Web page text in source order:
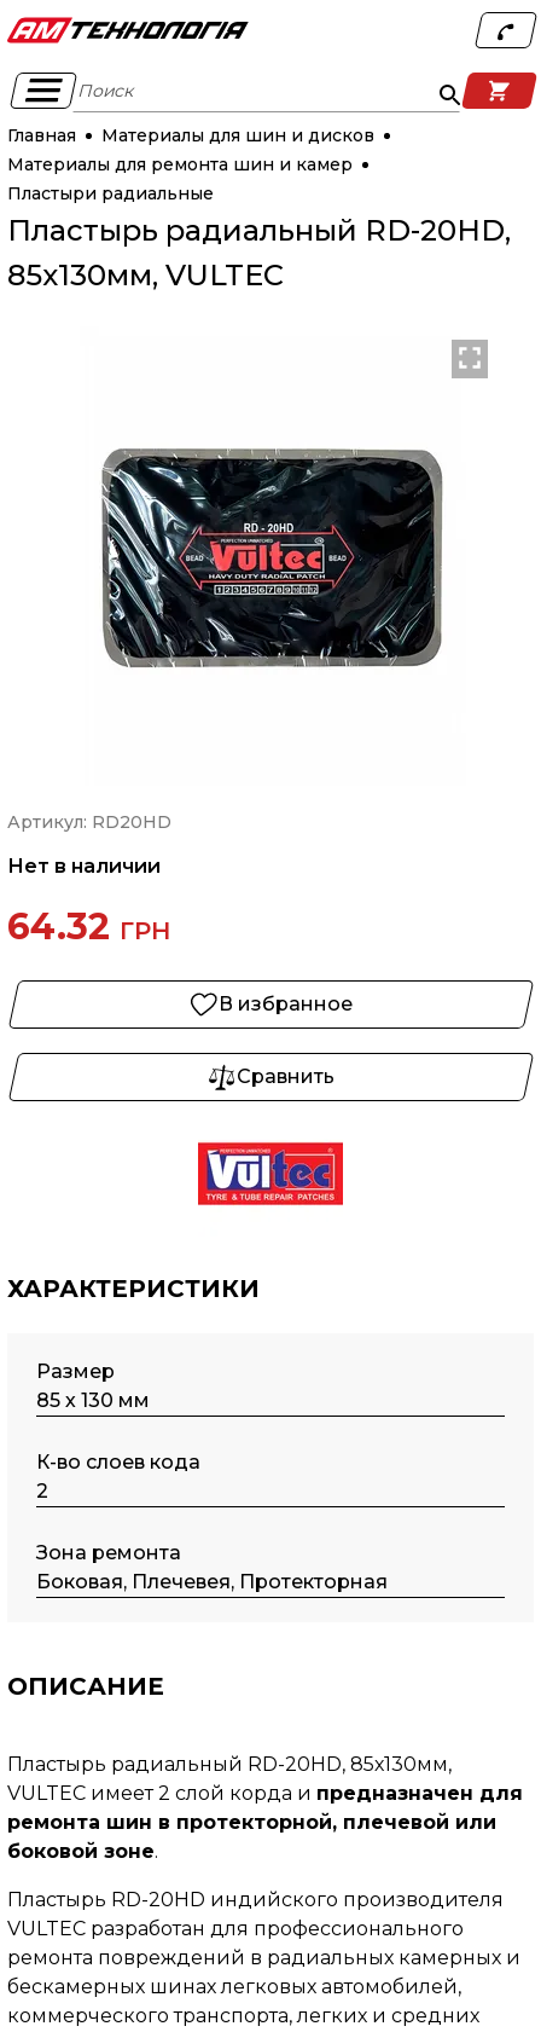
Поиск
Главная
Материалы для шин и дисков
Материалы для ремонта шин и камер
Пластыри радиальные
Пластырь радиальный RD-20HD,
85х130мм, VULTEC
Артикул: RD20HD
Нет в наличии
64.32 ГРН
В избранное
Сравнить
ХАРАКТЕРИСТИКИ
Размер
85 х 130 мм
К-во слоев кода
2
Зона ремонта
Боковая, Плечевея, Протекторная
ОПИСАНИЕ
Пластырь радиальный RD-20HD, 85х130мм,
VULTEC имеет 2 слой корда и предназначен для
ремонта шин в протекторной, плечевой или
боковой зоне.
Пластырь RD-20HD индийского производителя
VULTEC разработан для профессионального
ремонта повреждений в радиальных камерных и
бескамерных шинах легковых автомобилей,
коммерческого транспорта, легких и средних